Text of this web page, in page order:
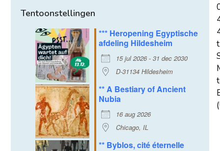
Tentoonstellingen
*** Heropening Egyptische
afdeling Hildesheim
15 jul 2026 - 31 dec 2030
D-31134 Hildesheim
** A Bestiary of Ancient
Nubia
16 aug 2026
Chicago, IL
** Byblos, cité éternelle